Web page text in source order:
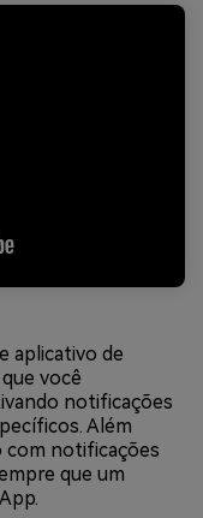
aplicativo de
você
notificações
Além
com notificações
que um